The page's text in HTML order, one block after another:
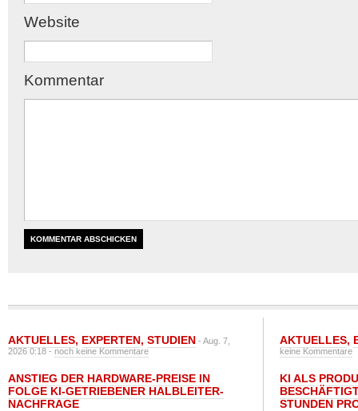
Website
Kommentar
AKTUELLES, EXPERTEN, STUDIEN - Aug. 7,
2026 0:18 -noch keine Kommentare
ANSTIEG DER HARDWARE-PREISE IN
FOLGE KI-GETRIEBENER HALBLEITER-
NACHFRAGE
AKTUELLES,
keine Kommentare
KI ALS
STUNDEN